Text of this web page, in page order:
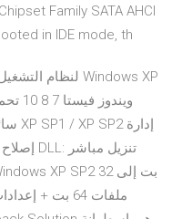
Family SATA AHCI
in IDE mode, th